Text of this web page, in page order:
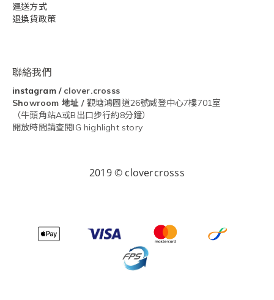
運送方式
退換貨政策
聯絡我們
instagram/ clover.crosss
Showroom 地址 / 觀塘鴻圖道26號威登中心7樓701室
（牛頭角站A或B出口步行約8分鐘）
開放時間請查閱IG highlight story
2019 © clovercrosss